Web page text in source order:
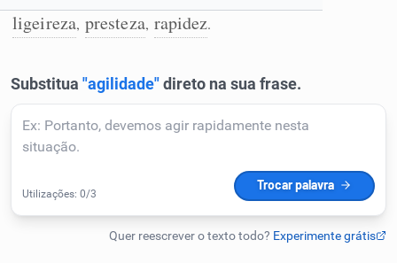
Resumir Texto
Corrigir Texto
Detector de IA
Humanizador de IA
ligeireza, presteza, rapidez.